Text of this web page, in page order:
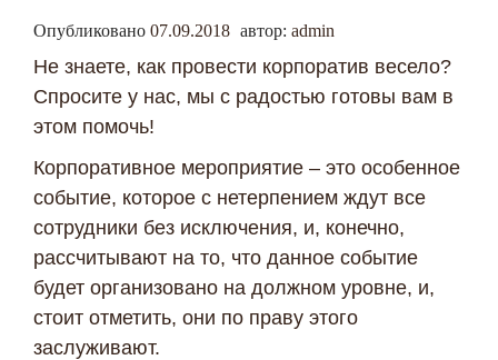
Опубликовано 07.09.2018 автор: admin
Не знаете, как провести корпоратив весело?
Спросите у нас, мы с радостью готовы вам в
этом помочь!
Корпоративное мероприятие – это особенное
событие, которое с нетерпением ждут все
сотрудники без исключения, и, конечно,
рассчитывают на то, что данное событие
будет организовано на должном уровне, и,
стоит отметить, они по праву этого
заслуживают.